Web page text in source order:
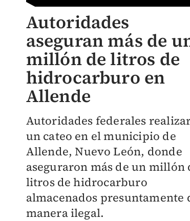
Autoridades
aseguran más de
millón de litros de
hidrocarburo en
Allende
Autoridades federales
un cateo en el municipio de
Allende, Nuevo León, donde
aseguraron más de un millón
litros de hidrocarburo
almacenados presuntamente
manera ilegal.